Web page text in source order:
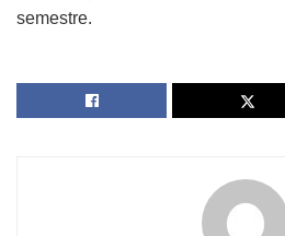
semestre.